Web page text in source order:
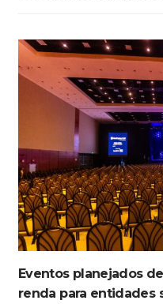
Eventos planejados
renda para entidades